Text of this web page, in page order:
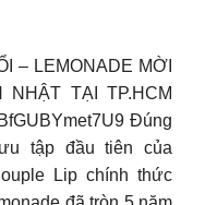
– LEMONADE MỜI
NHẬT TẠI TP.HCM
Đúng
tập đầu tiên của
Lip chính thức